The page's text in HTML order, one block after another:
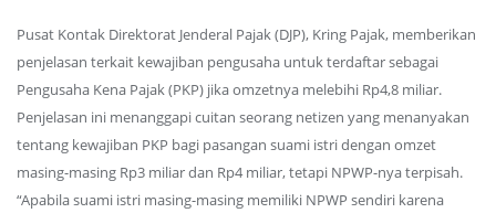
Pusat Kontak Direktorat Jenderal Pajak (DJP), Kring Pajak, memberikan
penjelasan terkait kewajiban pengusaha untuk terdaftar sebagai
Pengusaha Kena Pajak (PKP) jika omzetnya melebihi Rp4,8 miliar.
Penjelasan ini menanggapi cuitan seorang netizen yang menanyakan
tentang kewajiban PKP bagi pasangan suami istri dengan omzet
masing-masing Rp3 miliar dan Rp4 miliar, tetapi NPWP-nya terpisah.
“Apabila suami istri masing-masing memiliki NPWP sendiri karena